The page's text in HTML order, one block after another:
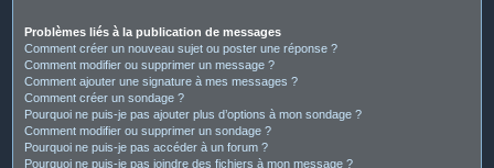
Problèmes liés à la publication de messages
Comment créer un nouveau sujet ou poster une réponse ?
Comment modifier ou supprimer un message ?
Comment ajouter une signature à mes messages ?
Comment créer un sondage ?
Pourquoi ne puis-je pas ajouter plus d’options à mon sondage ?
Comment modifier ou supprimer un sondage ?
Pourquoi ne puis-je pas accéder à un forum ?
Pourquoi ne puis-je pas joindre des fichiers à mon message ?